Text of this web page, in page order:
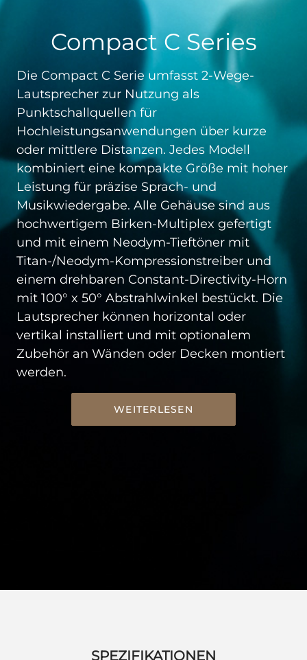
Compact C Series
Die Compact C Serie umfasst 2-Wege-
Lautsprecher zur Nutzung als
Punktschallquellen für
Hochleistungsanwendungen über kurze
oder mittlere Distanzen. Jedes Modell
kombiniert eine kompakte Größe mit hoher
Leistung für präzise Sprach- und
Musikwiedergabe. Alle Gehäuse sind aus
hochwertigem Birken-Multiplex gefertigt
und mit einem Neodym-Tieftöner mit
Titan-/Neodym-Kompressionstreiber und
einem drehbaren Constant-Directivity-Horn
mit 100° x 50° Abstrahlwinkel bestückt. Die
Lautsprecher können horizontal oder
vertikal installiert und mit optionalem
Zubehör an Wänden oder Decken montiert
werden.
WEITERLESEN
SPEZIFIKATIONEN